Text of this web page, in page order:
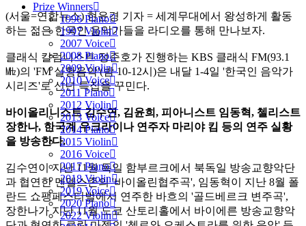
Prize Winners
1996 Piano
1997 Violin
2007 Voice
2008 Piano
2009 Violin
2010 Voice
2011 Piano
2012 Violin
2013 Voice
2014 Piano
2015 Violin
2016 Voice
2017 Piano
2018 Violin
2019 Voice
2020 Piano
2022 Violin
(서울=연합뉴스) 현윤경 기자 = 세계무대에서 왕성하게 활동
하는 젊은 한국인 음악가들을 라디오를 통해 만나보자.
클래식 칼럼니스트 정준호가 진행하는 KBS 클래식 FM(93.1
㎒)의 'FM 실황음악'(밤 10-12시)은 내달 1-4일 '한국인 음악가
시리즈'로 신년 특집을 꾸민다.
바이올리니스트 김수연, 김윤희, 피아니스트 임동혁, 첼리스트
장한나, 한국계 우크라이나 연주자 마리야 킴 등의 연주 실황
을 방송한다.
김수연이 지난 11월 독일 함부르크에서 북독일 방송교향악단
과 협연한 멘델스존의 '바이올린협주곡', 임동혁이 지난 8월 폴
란드 쇼팽페스티벌에서 연주한 바흐의 '골드베르크 변주곡',
장한나가 지난 11월 도쿄 산토리홀에서 바이에른 방송교향악